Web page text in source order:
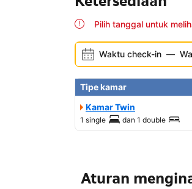
Pilih tanggal untuk
Waktu check-in —
Tipe kamar
Kamar Twin
1 single dan 1 double
Aturan